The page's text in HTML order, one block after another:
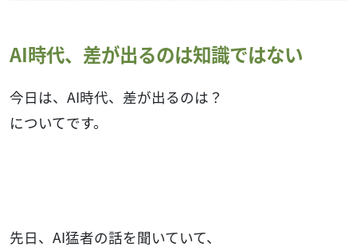
AI時代、差が出るのは知識ではない
今日は、AI時代、差が出るのは？
についてです。
先日、AI猛者の話を聞いていて、